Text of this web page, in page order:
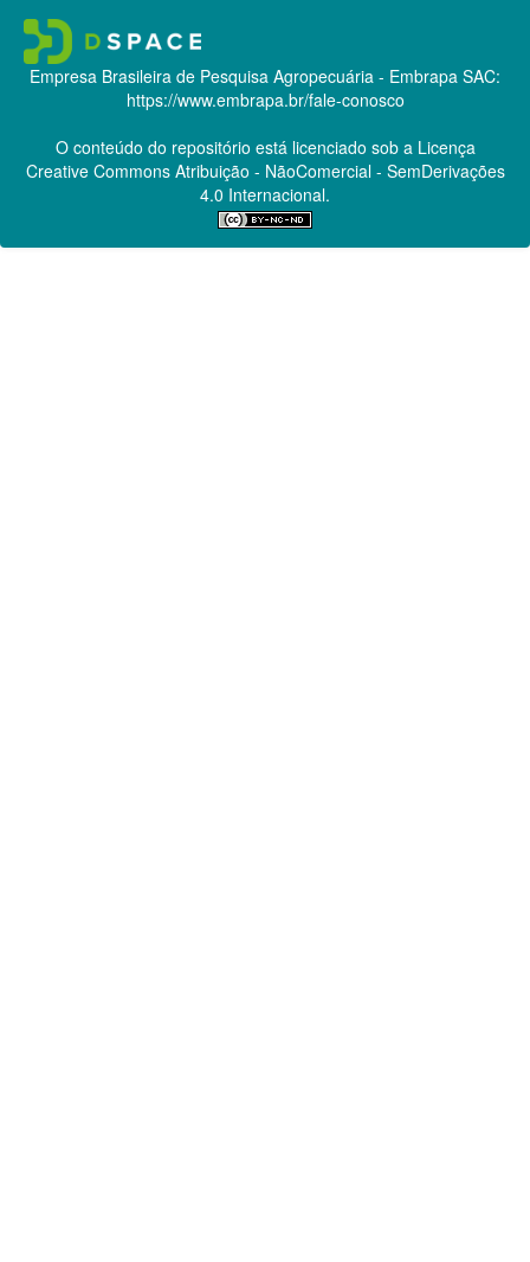
Empresa Brasileira de Pesquisa Agropecuária - Embrapa SAC:
https://www.embrapa.br/fale-conosco
O conteúdo do repositório está licenciado sob a Licença
Creative CommonsAtribuição - NãoComercial - SemDerivações
4.0 Internacional.